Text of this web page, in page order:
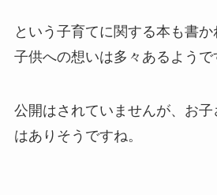
という子育てに関する本も書か
子供への想いは多々あるようで
公開はされていませんが、お
はありそうですね。